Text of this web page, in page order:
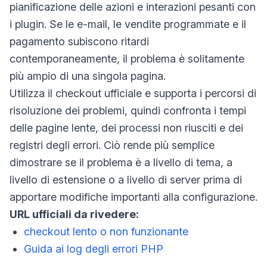
pianificazione delle azioni e interazioni pesanti con
i plugin. Se le e-mail, le vendite programmate e il
pagamento subiscono ritardi
contemporaneamente, il problema è solitamente
più ampio di una singola pagina.
Utilizza il checkout ufficiale e supporta i percorsi di
risoluzione dei problemi, quindi confronta i tempi
delle pagine lente, dei processi non riusciti e dei
registri degli errori. Ciò rende più semplice
dimostrare se il problema è a livello di tema, a
livello di estensione o a livello di server prima di
apportare modifiche importanti alla configurazione.
URL ufficiali da rivedere:
checkout lento o non funzionante
Guida ai log degli errori PHP